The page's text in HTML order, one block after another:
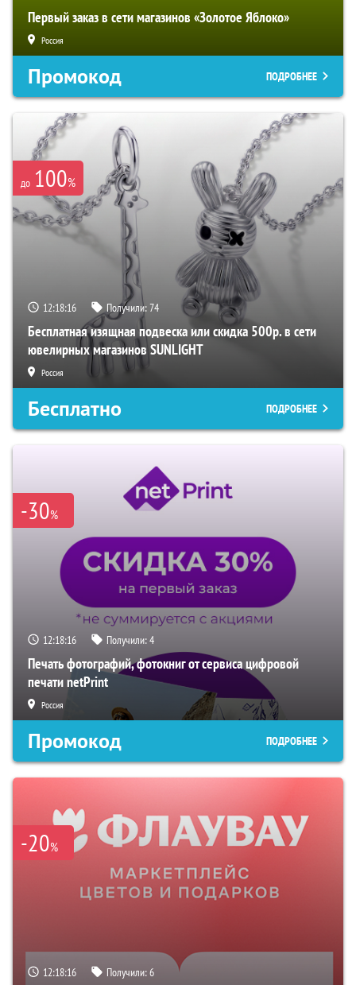
Первый заказ в сети магазинов «Золотое Яблоко»
Россия
Промокод ПОДРОБНЕЕ
до 100%
12:18:15 Получили:74
Бесплатная изящная подвеска или скидка 500р. в сети
ювелирных магазинов SUNLIGHT
Россия
Бесплатно ПОДРОБНЕЕ
-30%
12:18:15 Получили:4
Печать фотографий, фотокниг от сервиса цифровой
печати netPrint
Россия
Промокод ПОДРОБНЕЕ
-20%
12:18:15 Получили:6